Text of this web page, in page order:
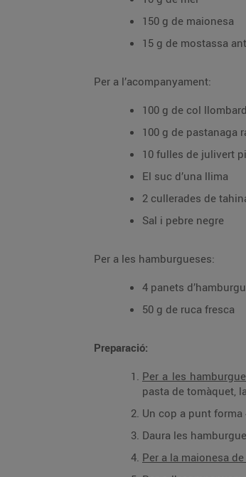
150 g de maionesa
15 g de mostassa
Per a l’acompanyament:
100 g de col
100 g de pastanaga
10 fulles de julivert
El suc d’una llima
2 cullerades de
Sal i pebre negre
Per a les hamburgueses:
4 panets
50 g de ruca fresca
Preparació:
Per a les
pasta de tomàquet,
Un cop a punt
Daura les
Per a la maionesa